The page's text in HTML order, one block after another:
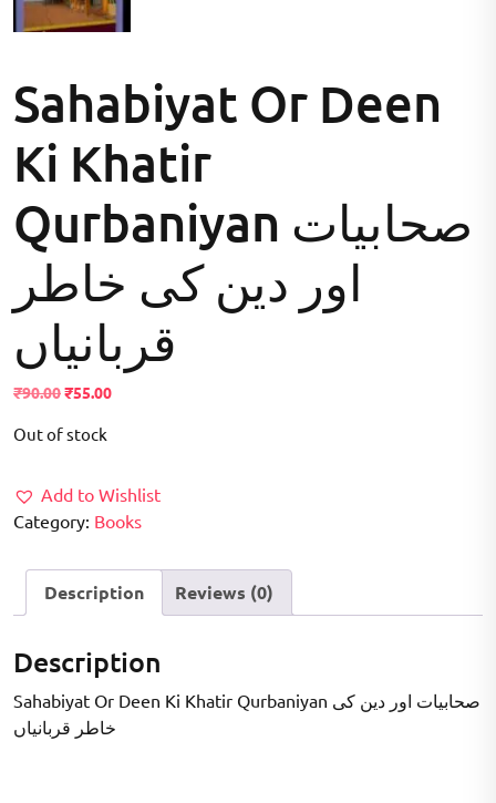
Sahabiyat Or Deen
Ki Khatir
Qurbaniyan صحابیات
اور دین کی خاطر
قربانیاں
₹90.00Original
was:
₹55.00Current
Out of stock
Add to Wishlist
Category: Books
Description Reviews (0)
Description
Sahabiyat Or Deen Ki Khatir Qurbaniyan صحابیات اور دین کی
خاطر قربانیاں